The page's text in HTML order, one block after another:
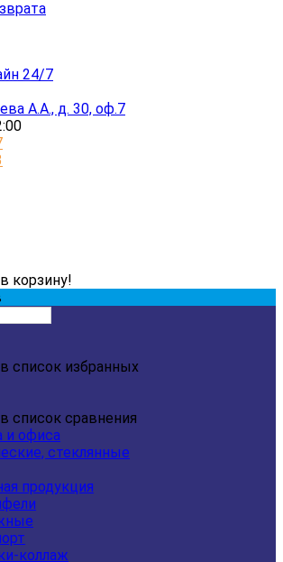
24/7
А.А., д. 30, оф.7
корзину!
список избранных
список сравнения
и офиса
стеклянные
продукция
коллаж